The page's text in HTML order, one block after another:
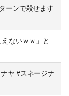
ーンで殺せます
ないｗｗ」と
ヤ #スネージナ